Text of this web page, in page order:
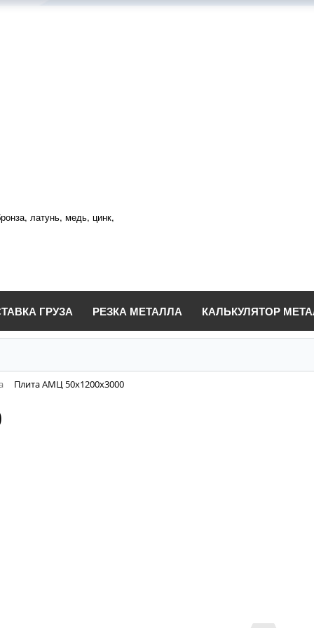
латунь, медь, цинк,
ГРУЗА РЕЗКА МЕТАЛЛА КАЛЬКУЛЯТОР
Плита АМЦ 50х1200х3000